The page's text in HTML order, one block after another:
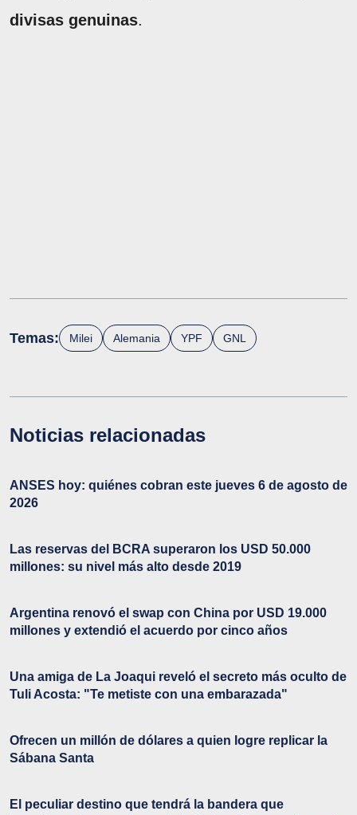
divisas genuinas.
Temas: Milei Alemania YPF GNL
Noticias relacionadas
ANSES hoy: quiénes cobran este jueves 6 de agosto de
2026
Las reservas del BCRA superaron los USD 50.000
millones: su nivel más alto desde 2019
Argentina renovó el swap con China por USD 19.000
millones y extendió el acuerdo por cinco años
Una amiga de La Joaqui reveló el secreto más oculto de
Tuli Acosta: "Te metiste con una embarazada"
Ofrecen un millón de dólares a quien logre replicar la
Sábana Santa
El peculiar destino que tendrá la bandera que